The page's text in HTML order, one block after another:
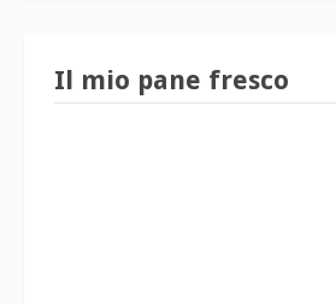
Il mio pane fresco